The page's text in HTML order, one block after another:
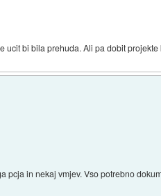
ucit bi bila prehuda. Ali pa dobit projekte
pcja in nekaj vmjev. Vso potrebno